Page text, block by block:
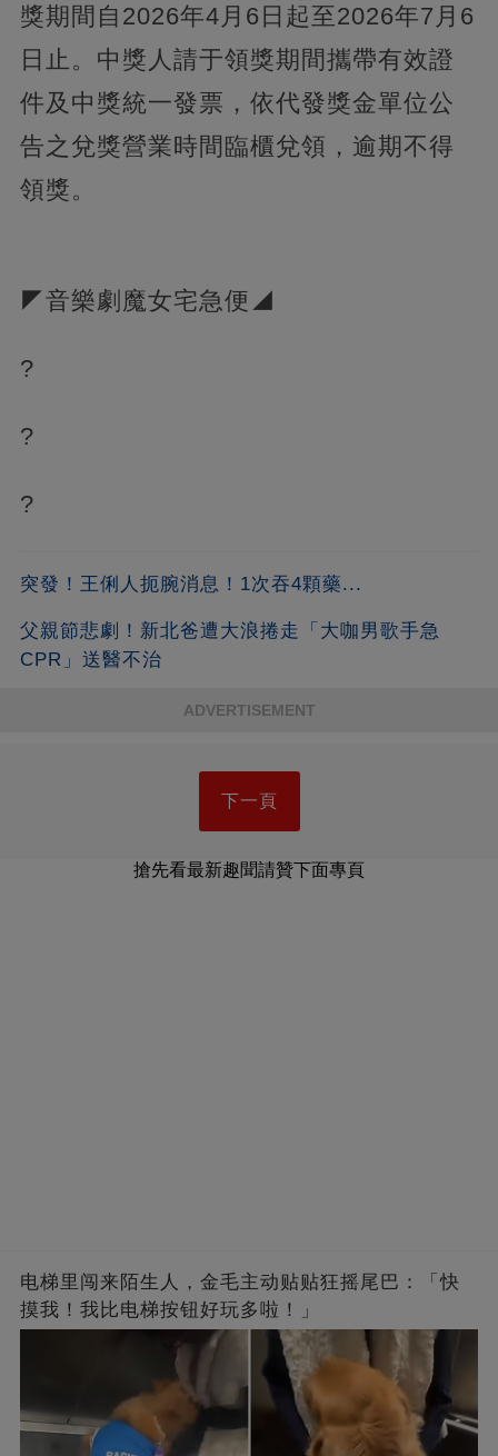
獎期間自2026年4月6日起至2026年7月6
日止。中獎人請于領獎期間攜帶有效證
件及中獎統一發票，依代發獎金單位公
告之兌獎營業時間臨櫃兌領，逾期不得
領獎。
◤音樂劇魔女宅急便◢
?
?
?
突發！王俐人扼腕消息！1次吞4顆藥...
父親節悲劇！新北爸遭大浪捲走「大咖男歌手急
CPR」送醫不治
ADVERTISEMENT
下一頁
搶先看最新趣聞請贊下面專頁
电梯里闯来陌生人，金毛主动贴贴狂摇尾巴：「快
摸我！我比电梯按钮好玩多啦！」